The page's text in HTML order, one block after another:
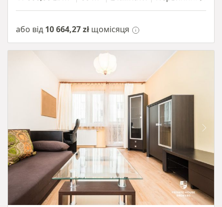
або від 10 664,27 zł щомісяця